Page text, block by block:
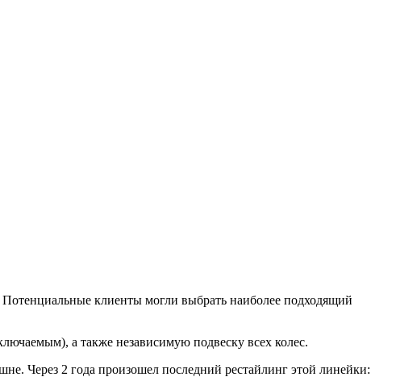
клиенты могли выбрать наиболее подходящий
а также независимую подвеску всех колес.
Через 2 года произошел последний рестайлинг этой линейки: